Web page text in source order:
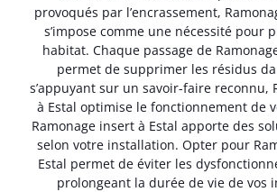
provoqués par l’encrassement,
s’impose comme une nécessité pour
habitat. Chaque passage de
permet de supprimer les résidus
s’appuyant sur un savoir-faire reconnu,
à Estal optimise le fonctionnement de
Ramonage insert à Estal apporte des
selon votre installation. Opter pour
Estal permet de éviter les
prolongeant la durée de vie de vos